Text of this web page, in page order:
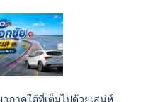
ภาคใต้ที่เต็มไปด้วยเสน่ห์